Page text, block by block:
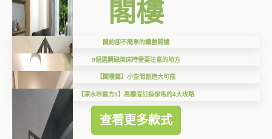
閣樓
簡約卻不簡單的鐵藝閣樓
9個選購碌架床時需要注意的地方
【閣樓篇】小空間創造大可能
【深水埗連方II】高樓底訂造傢俬的4大攻略
查看更多款式